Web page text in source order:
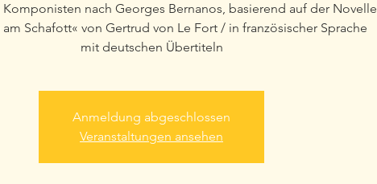
nach Georges Bernanos, basierend auf der Novelle
am Schafott« von Gertrud von Le Fort / in französischer Sprache
mit deutschen Übertiteln
Anmeldung abgeschlossen
Veranstaltungen ansehen